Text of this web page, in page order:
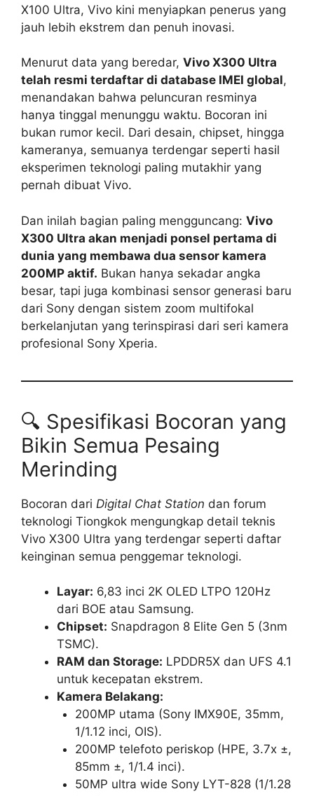
X100 Ultra, Vivo kini menyiapkan penerus yang
jauh lebih ekstrem dan penuh inovasi.
Menurut data yang beredar, Vivo X300 Ultra
telah resmi terdaftar di database IMEI global,
menandakan bahwa peluncuran resminya
hanya tinggal menunggu waktu. Bocoran ini
bukan rumor kecil. Dari desain, chipset, hingga
kameranya, semuanya terdengar seperti hasil
eksperimen teknologi paling mutakhir yang
pernah dibuat Vivo.
Dan inilah bagian paling mengguncang: Vivo
X300 Ultra akan menjadi ponsel pertama di
dunia yang membawa dua sensor kamera
200MP aktif. Bukan hanya sekadar angka
besar, tapi juga kombinasi sensor generasi baru
dari Sony dengan sistem zoom multifokal
berkelanjutan yang terinspirasi dari seri kamera
profesional Sony Xperia.
🔍 Spesifikasi Bocoran yang
Bikin Semua Pesaing
Merinding
Bocoran dari Digital Chat Station dan forum
teknologi Tiongkok mengungkap detail teknis
Vivo X300 Ultra yang terdengar seperti daftar
keinginan semua penggemar teknologi.
Layar: 6,83 inci 2K OLED LTPO 120Hz
dari BOE atau Samsung.
Chipset: Snapdragon 8 Elite Gen 5 (3nm
TSMC).
RAM dan Storage: LPDDR5X dan UFS 4.1
untuk kecepatan ekstrem.
Kamera Belakang:
200MP utama (Sony IMX90E, 35mm,
1/1.12 inci, OIS).
200MP telefoto periskop (HPE, 3.7x ±,
85mm ±, 1/1.4 inci).
50MP ultra wide Sony LYT-828 (1/1.28